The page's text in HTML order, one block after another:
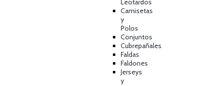
Leotardos
Camisetas
y
Polos
Conjuntos
Cubrepañales
Faldas
Faldones
Jerseys
y